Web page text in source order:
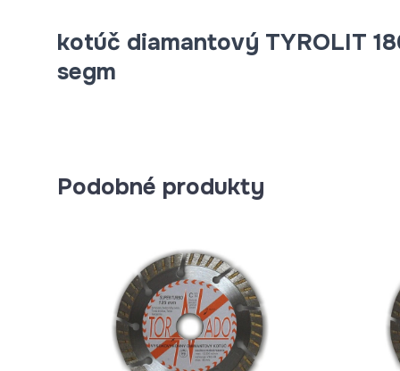
kotúč diamantový TYROLIT
segm
Podobné produkty